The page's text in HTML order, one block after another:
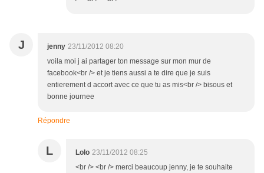
J jenny 23/11/2012 08:20
voila moi j ai partager ton message sur mon mur de
facebook<br /> et je tiens aussi a te dire que je suis
entierement d accort avec ce que tu as mis<br /> bisous et
bonne journee
Répondre
L Lolo 23/11/2012 08:25
<br /> <br /> merci beaucoup jenny, je te souhaite